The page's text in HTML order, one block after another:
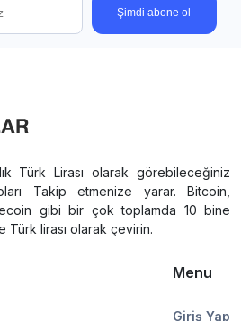
Şimdi abone ol
Türk Lirası olarak görebileceğiniz
Takip etmenize yarar. Bitcoin,
gibi bir çok toplamda 10 bine
Türk lirası olarak çevirin.
Menu
Giriş Yap